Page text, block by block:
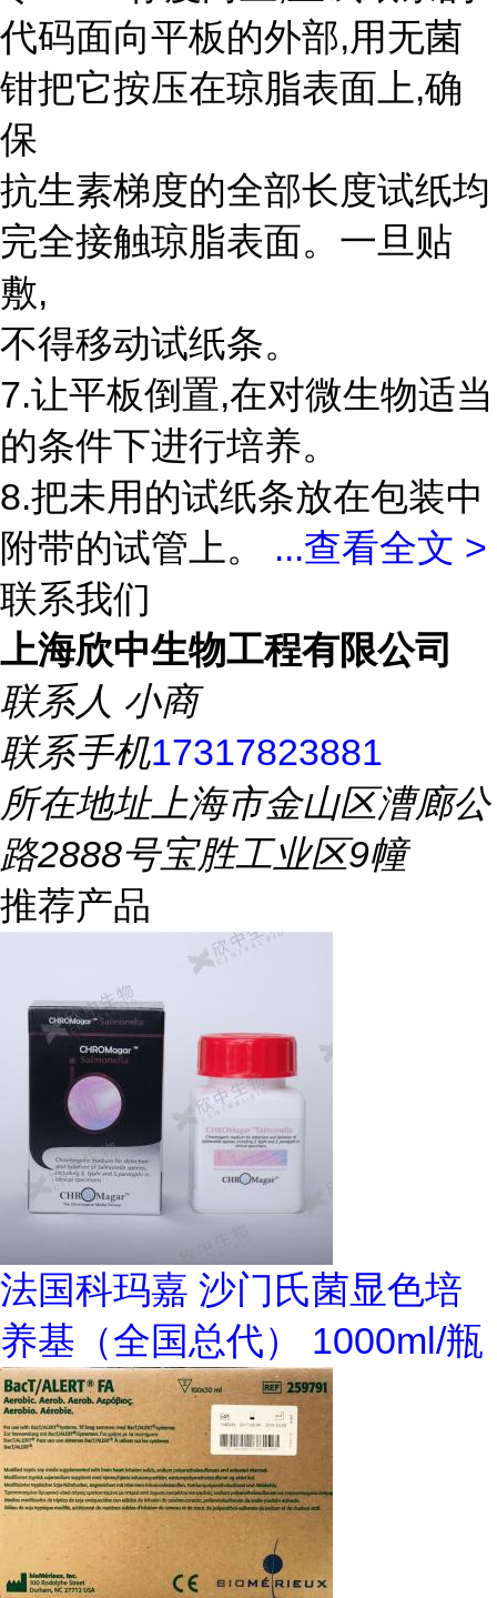
代码面向平板的外部,用无菌
钳把它按压在琼脂表面上,确
保
抗生素梯度的全部长度试纸均
完全接触琼脂表面。一旦贴
敷,
不得移动试纸条。
7.让平板倒置,在对微生物适当
的条件下进行培养。
8.把未用的试纸条放在包装中
附带的试管上。 ...查看全文 >
联系我们
上海欣中生物工程有限公司
联系人 小商
联系手机17317823881
所在地址上海市金山区漕廊公
路2888号宝胜工业区9幢
推荐产品
法国科玛嘉 沙门氏菌显色培
养基（全国总代） 1000ml/瓶